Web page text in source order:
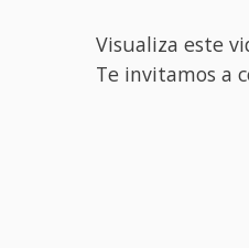
Visualiza este
Te invitamos a